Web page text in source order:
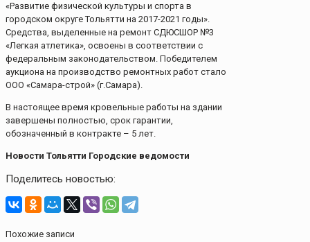
«Развитие физической культуры и спорта в
городском округе Тольятти на 2017-2021 годы».
Средства, выделенные на ремонт СДЮСШОР №3
«Легкая атлетика», освоены в соответствии с
федеральным законодательством. Победителем
аукциона на производство ремонтных работ стало
ООО «Самара-строй» (г.Самара).
В настоящее время кровельные работы на здании
завершены полностью, срок гарантии,
обозначенный в контракте – 5 лет.
Новости Тольятти Городские ведомости
Поделитесь новостью:
Похожие записи